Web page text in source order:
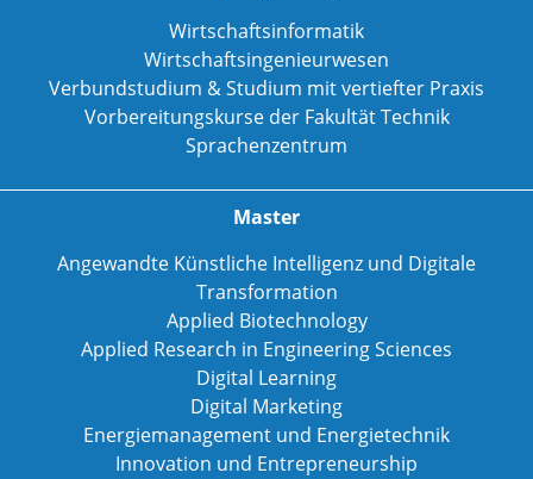
Wirtschaftsinformatik
Wirtschaftsingenieurwesen
Verbundstudium & Studium mit vertiefter Praxis
Vorbereitungskurse der Fakultät Technik
Sprachenzentrum
Master
Angewandte Künstliche Intelligenz und Digitale
Transformation
Applied Biotechnology
Applied Research in Engineering Sciences
Digital Learning
Digital Marketing
Energiemanagement und Energietechnik
Innovation und Entrepreneurship